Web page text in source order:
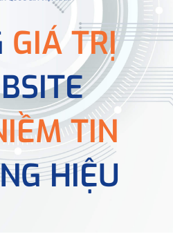
GIÁ TRỊ
TIN
HIỆU